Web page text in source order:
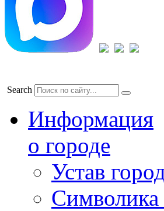
Search
Информация
о городе
Устав
Символика